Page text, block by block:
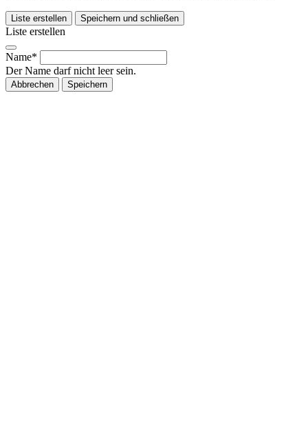
Liste erstellen Speichern und schließen
Liste erstellen
Name*
Der Name darf nicht leer sein.
Abbrechen Speichern